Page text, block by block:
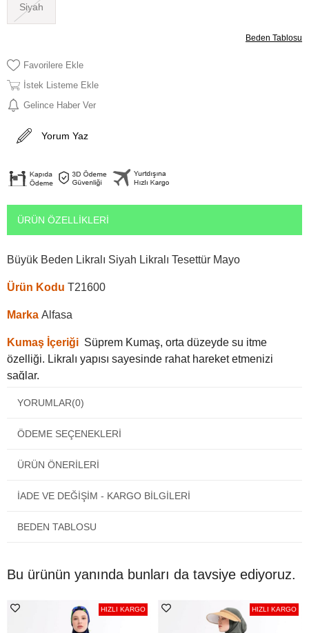
Siyah
Beden Tablosu
Favorilere Ekle
İstek Listeme Ekle
Gelince Haber Ver
Yorum Yaz
ÜRÜN ÖZELLIKLERI
Büyük Beden Likralı Siyah Likralı Tesettür Mayo
Ürün Kodu T21600
Marka Alfasa
Kumaş İçeriği Süprem Kumaş, orta düzeyde su itme
özelliği. Likralı yapısı sayesinde rahat hareket etmenizi
sağlar.
Beden:Bedeniniz ne ise o bedeni tercih etmenizi öneririz.
beden numaranızı bilip ona göre tercih yapmanızı öneririz.
YORUMLAR(0)
ÖDEME SEÇENEKLERI
ÜRÜN ÖNERILERI
İADE VE DEĞİŞİM - KARGO BİLGİLERİ
BEDEN TABLOSU
Bu ürünün yanında bunları da tavsiye ediyoruz.
HIZLI KARGO HIZLI KARGO